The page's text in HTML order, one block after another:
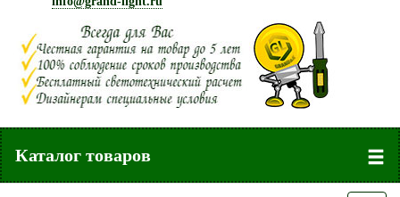
Каталог товаров